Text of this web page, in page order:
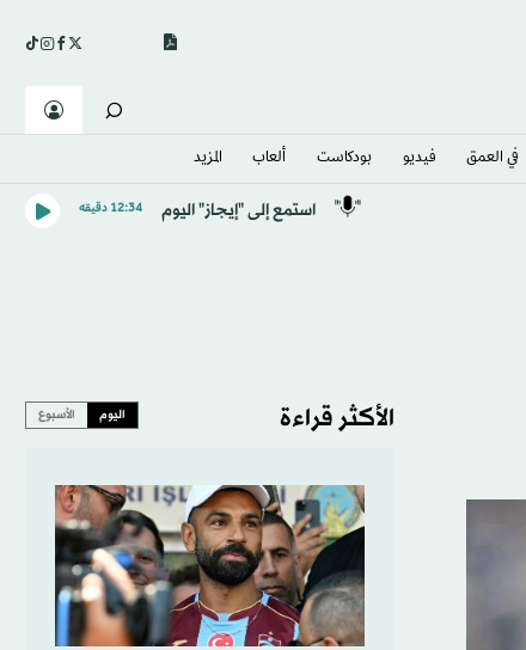
في العمق فيديو بودكاست ألعاب المزيد
استمع إلى "إيجاز" اليوم 12:34 دقيقه
الأكثر قراءة اليوم الأسبوع